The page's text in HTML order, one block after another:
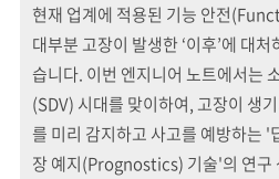
현재 업계에 적용된 기능 안전
대부분 고장이 발생한 ‘이후’에 대
습니다. 이번 엔지니어 노트에서는
(SDV) 시대를 맞이하여, 고장이 생
를 미리 감지하고 사고를 예방하는 '
장 예지(Prognostics) 기술'의 연구